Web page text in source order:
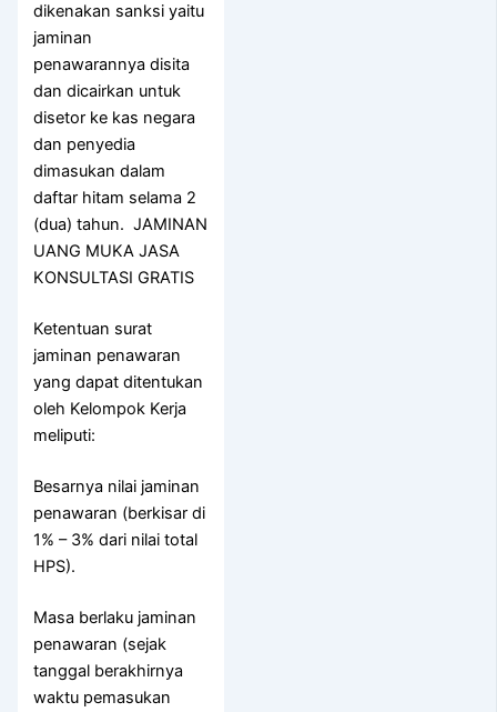
dikenakan sanksi yaitu
jaminan
penawarannya disita
dan dicairkan untuk
disetor ke kas negara
dan penyedia
dimasukan dalam
daftar hitam selama 2
(dua) tahun. JAMINAN
UANG MUKA JASA
KONSULTASI GRATIS
Ketentuan surat
jaminan penawaran
yang dapat ditentukan
oleh Kelompok Kerja
meliputi:
Besarnya nilai jaminan
penawaran (berkisar di
1% – 3% dari nilai total
HPS).
Masa berlaku jaminan
penawaran (sejak
tanggal berakhirnya
waktu pemasukan